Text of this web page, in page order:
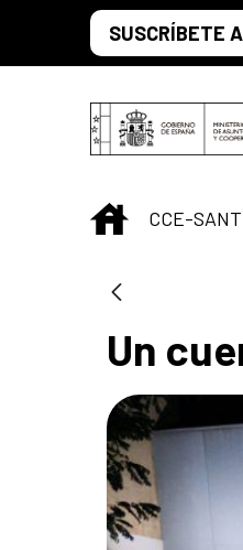
Saltar al contenido principal
SUSCRÍBETE
INICIO
CCE-
Un